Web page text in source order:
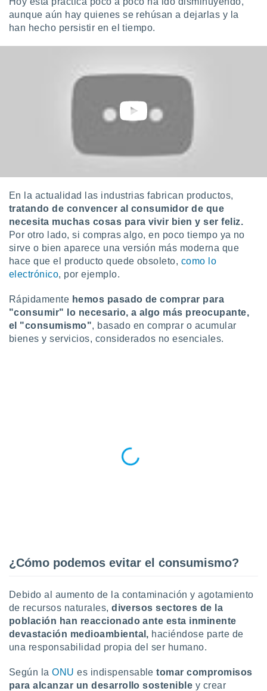
datos
un
o acceder
datos
perfiles
crear un
publicidad
publicidad
de
aunque aún hay quienes se rehúsan a dejarlas y la
han hecho persistir en el tiempo.
En la actualidad las industrias fabrican productos,
tratando de convencer al consumidor de que
necesita muchas cosas para vivir bien y ser feliz.
Por otro lado, si compras algo, en poco tiempo ya no
sirve o bien aparece una versión más moderna que
hace que el producto quede obsoleto, como lo
electrónico, por ejemplo.
Rápidamente hemos pasado de comprar para
"consumir" lo necesario, a algo más preocupante,
el "consumismo", basado en comprar o acumular
bienes y servicios, considerados no esenciales.
¿Cómo podemos evitar el consumismo?
Debido al aumento de la contaminación y agotamiento
de recursos naturales,diversos sectores de la
población han reaccionado ante esta inminente
devastación medioambiental, haciéndose parte de
una responsabilidad propia del ser humano.
Según laONU es indispensable tomar compromisos
para alcanzar un desarrollo sostenible y crear